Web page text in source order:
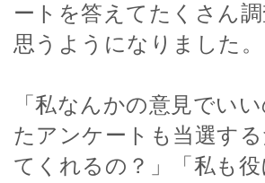
ートを答えてたくさん
思うようになりました。
「私なんかの意見でい
たアンケートも当選す
てくれるの？」「私も